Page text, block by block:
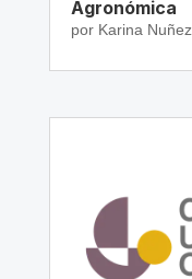
Agronómica
por Karina Nuñez